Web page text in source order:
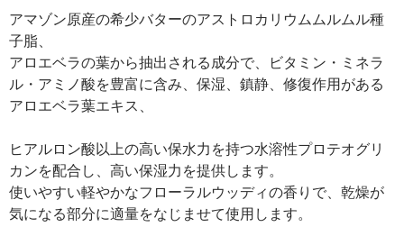
アマゾン原産の希少バターのアストロカリウムムルムル種
子脂、
アロエベラの葉から抽出される成分で、ビタミン・ミネラ
ル・アミノ酸を豊富に含み、保湿、鎮静、修復作用がある
アロエベラ葉エキス、
ヒアルロン酸以上の高い保水力を持つ水溶性プロテオグリ
カンを配合し、高い保湿力を提供します。
使いやすい軽やかなフローラルウッディの香りで、乾燥が
気になる部分に適量をなじませて使用します。